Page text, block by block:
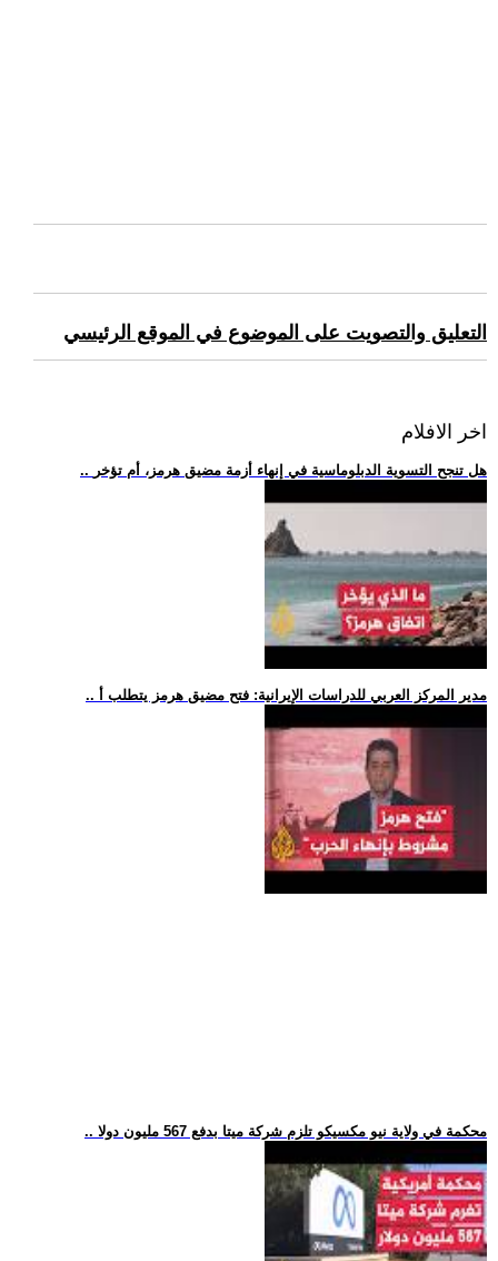
التعليق والتصويت على الموضوع في الموقع الرئيسي
اخر الافلام
.. هل تنجح التسوية الدبلوماسية في إنهاء أزمة مضيق هرمز، أم تؤخر
.. مدير المركز العربي للدراسات الإيرانية: فتح مضيق هرمز يتطلب أ
.. محكمة في ولاية نيو مكسيكو تلزم شركة ميتا بدفع 567 مليون دولا